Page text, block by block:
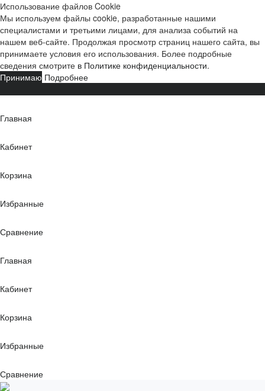
Использование файлов Cookie
Мы используем файлы cookie, разработанные нашими
специалистами и третьими лицами, для анализа событий на
нашем веб-сайте. Продолжая просмотр страниц нашего сайта, вы
принимаете условия его использования. Более подробные
сведения смотрите в Политике конфиденциальности.
Принимаю Подробнее
Главная
Кабинет
Корзина
Избранные
Сравнение
Главная
Кабинет
Корзина
Избранные
Сравнение